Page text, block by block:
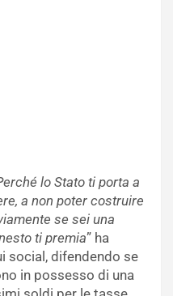
lo Stato ti porta a
a non poter costruire
se sei una
ti premia” ha
social, difendendo se
in possesso di una